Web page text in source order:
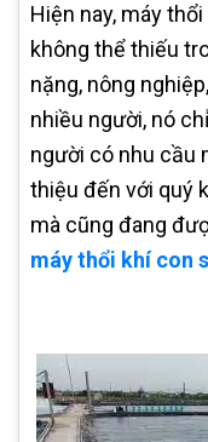
Hiện nay, máy
không thể thiếu
nặng, nông
nhiều người, nó
người có nhu cầu
thiệu đến với quý
mà cũng đang
máy thổi khí con